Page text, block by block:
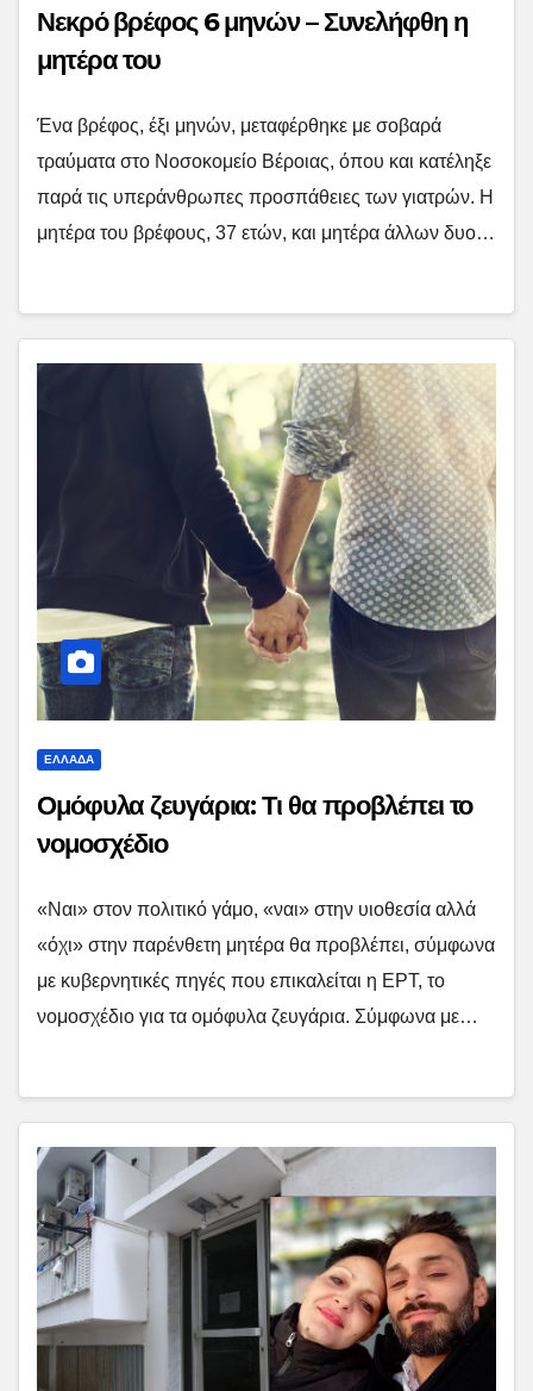
Νεκρό βρέφος 6 μηνών – Συνελήφθη η
μητέρα του
Ένα βρέφος, έξι μηνών, μεταφέρθηκε με σοβαρά
τραύματα στο Νοσοκομείο Βέροιας, όπου και κατέληξε
παρά τις υπεράνθρωπες προσπάθειες των γιατρών. Η
μητέρα του βρέφους, 37 ετών, και μητέρα άλλων δυο…
ΕΛΛΑΔΑ
Ομόφυλα ζευγάρια: Τι θα προβλέπει το
νομοσχέδιο
«Ναι» στον πολιτικό γάμο, «ναι» στην υιοθεσία αλλά
«όχι» στην παρένθετη μητέρα θα προβλέπει, σύμφωνα
με κυβερνητικές πηγές που επικαλείται η ΕΡΤ, το
νομοσχέδιο για τα ομόφυλα ζευγάρια. Σύμφωνα με…